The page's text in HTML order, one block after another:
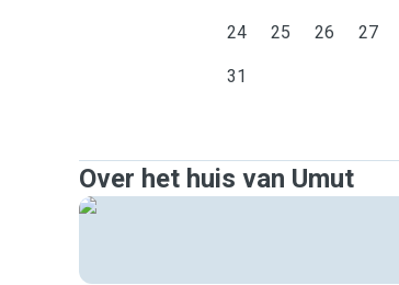
24 25 26 27
31
Over het huis van Umut